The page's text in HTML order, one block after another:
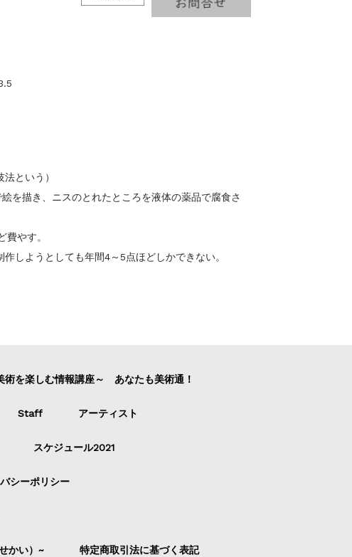
という）
を描き、ニスのとれたところを液体の薬品で腐食さ
やす。
しようとしても年間4～5点ほどしかできない。
術を楽しむ情報講座～ あなたも美術通！
Staff アーティスト
スケジュール2021
シーポリシー
かい）~ 特定商取引法に基づく表記